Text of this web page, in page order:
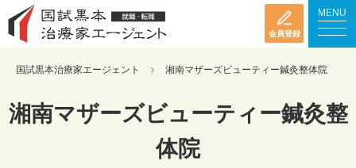
会員登録
MENU
国試黒本治療家エージェント 湘南マザーズビューティー鍼灸整体院
湘南マザーズビューティー鍼灸整
体院